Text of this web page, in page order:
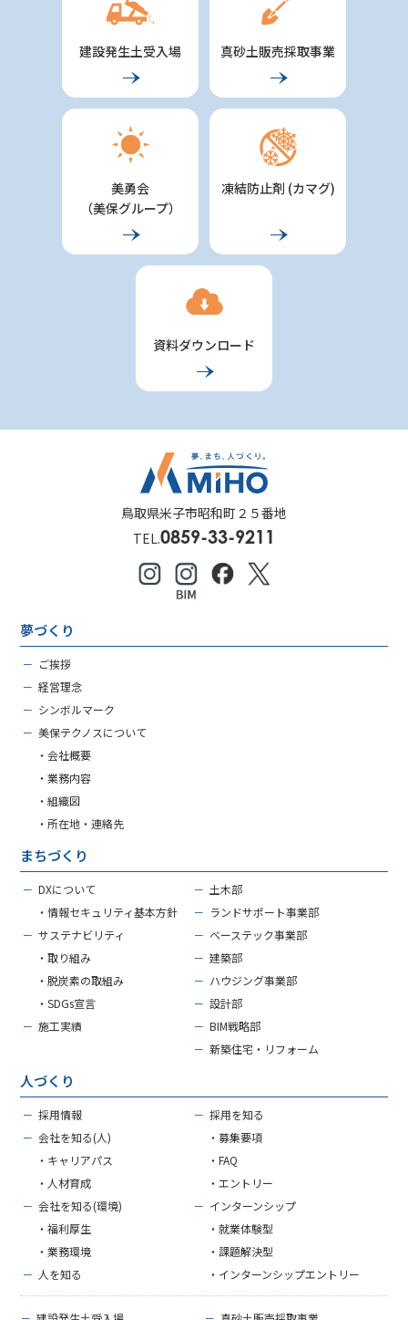
建設発生土受入場 真砂土販売採取事業
美勇会
（美保グループ）
凍結防止剤 (カマグ)
資料ダウンロード
鳥取県米子市昭和町２５番地
TEL.0859-33-9211
夢づくり
－ ご挨拶
－経営理念
－ シンボルマーク
－美保テクノスについて
・会社概要
・業務内容
・組織図
・所在地・連絡先
まちづくり
－DXについて － 土木部
・情報セキュリティ基本方針
－ ランドサポート事業部
－サステナビリティ － ベーステック事業部
・取り組み
－建築部
・脱炭素の取組み
－ ハウジング事業部
・SDGs宣言
－設計部
－施工実績 －BIM戦略部
－新築住宅・リフォーム
人づくり
－採用情報 －採用を知る
－会社を知る(人)
・募集要項
・キャリアパス
・FAQ
・人材育成
・エントリー
－会社を知る(環境) － インターンシップ
・福利厚生
・就業体験型
・業務環境
・課題解決型
－ 人を知る ・インターンシップエントリー